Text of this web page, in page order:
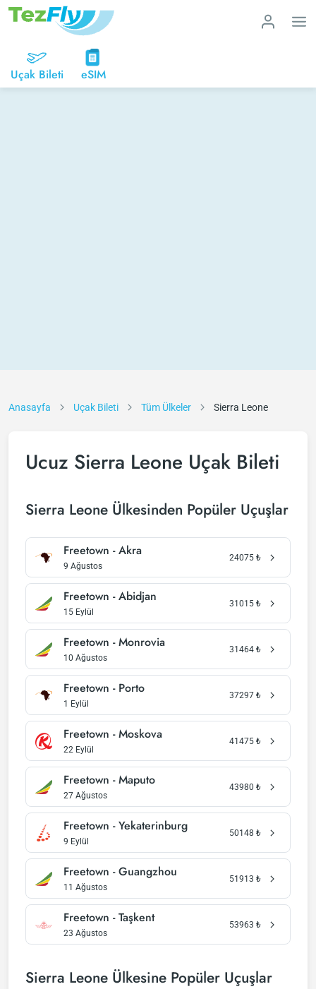
Uçak Bileti eSIM
Anasayfa Uçak Bileti Tüm Ülkeler Sierra Leone
Ucuz Sierra Leone Uçak Bileti
Sierra Leone Ülkesinden Popüler Uçuşlar
Freetown - Akra
9 Ağustos
24075 ₺
Freetown - Abidjan
15 Eylül
31015 ₺
Freetown - Monrovia
10 Ağustos
31464 ₺
Freetown - Porto
1 Eylül
37297 ₺
Freetown - Moskova
22 Eylül
41475 ₺
Freetown - Maputo
27 Ağustos
43980 ₺
Freetown - Yekaterinburg
9 Eylül
50148 ₺
Freetown - Guangzhou
11 Ağustos
51913 ₺
Freetown - Taşkent
23 Ağustos
53963 ₺
Sierra Leone Ülkesine Popüler Uçuşlar